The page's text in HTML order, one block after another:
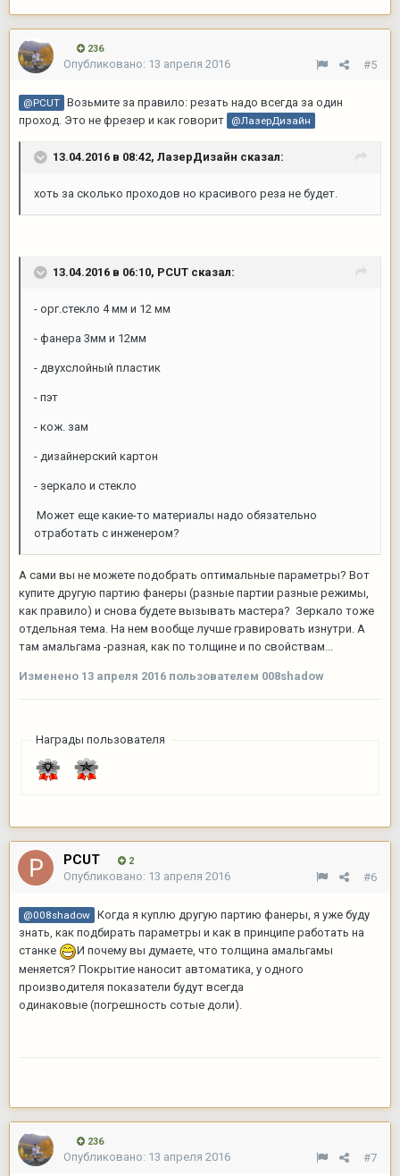
236
#5
Опубликовано: 13 апреля 2016
@PCUT Возьмите за правило: резать надо всегда за один
проход. Это не фрезер и как говорит
@ЛазерДизайн
13.04.2016 в 08:42, ЛазерДизайн сказал:
хоть за сколько проходов но красивого реза не будет.
13.04.2016 в 06:10, PCUT сказал:
- орг.стекло 4 мм и 12 мм
- фанера 3мм и 12мм
- двухслойный пластик
- пэт
- кож. зам
- дизайнерский картон
- зеркало и стекло
Может еще какие-то материалы надо обязательно
отработать с инженером?
А сами вы не можете подобрать оптимальные параметры? Вот
купите другую партию фанеры (разные партии разные режимы,
как правило) и снова будете вызывать мастера? Зеркало тоже
отдельная тема. На нем вообще лучше гравировать изнутри. А
там амальгама -разная, как по толщине и по свойствам...
Изменено 13 апреля 2016 пользователем 008shadow
Награды пользователя
PCUT 2
#6
Опубликовано: 13 апреля 2016
@008shadow Когда я куплю другую партию фанеры, я уже буду
знать, как подбирать параметры и как в принципе работать на
станке
И почему вы думаете, что толщина амальгамы
меняется? Покрытие наносит автоматика, у одного
производителя показатели будут всегда
одинаковые (погрешность сотые доли).
236
#7
Опубликовано: 13 апреля 2016